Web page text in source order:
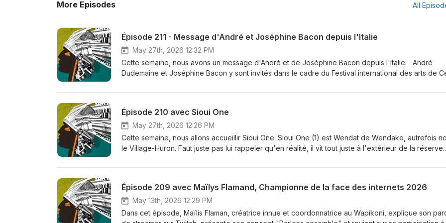
More Episodes All
Épisode 211 - Message d'André et Joséphine Bacon depuis l'Italie
May 27th, 2026 12:32 PM
Cette semaine, nous avons un message d'André et de Joséphine Bacon depuis l'Italie. André
Dudemaine et Joséphine Bacon y sont invités dans le cadre du Festival international des arts de
Épisode 210 avec Sioui One
May 27th, 2026 12:26 PM
Cette semaine, nous allons accueillir Sioui One. Sioui One (1) est Wendat de Wendake, autrefois
le Village-Huron. Faut juste pas lui rappeler qu'en réalité, il vit tout juste à l'extérieur de la réserve.
ses humeurs et dérives artistiques. Personne, ni même l'artiste, ne peut comprendre de quoi ou
Épisode 209 avec Maïlys Flamand, Championne de la face des internets 2026
May 13th, 2026 12:29 PM
Dans cet épisode, Maïlis Flaman, créatrice innue et coordonnatrice au Wapikoni, explique son